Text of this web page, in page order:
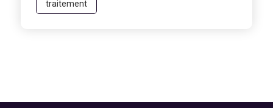
traitement